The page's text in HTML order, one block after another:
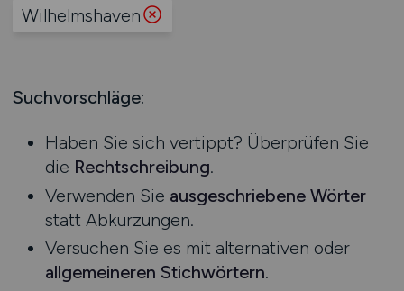
Prozessplanung / Steuerung
Supply Chain Management
Vertrieb / Verkauf / Handel
Zoll / Behörden
Sonstige
Praktikum
Hessen
Nordrhein-Westfalen
Saarland
Sachsen
Sachsen-Anhalt
Schleswig-Holstein
Thüringen
Deutschlandweit
Wilhelmshaven
Suchvorschläge:
Haben Sie sich vertippt? Überprüfen Sie
die Rechtschreibung.
Verwenden Sie ausgeschriebene Wörter
statt Abkürzungen.
Versuchen Sie es mit alternativen oder
allgemeineren Stichwörtern.